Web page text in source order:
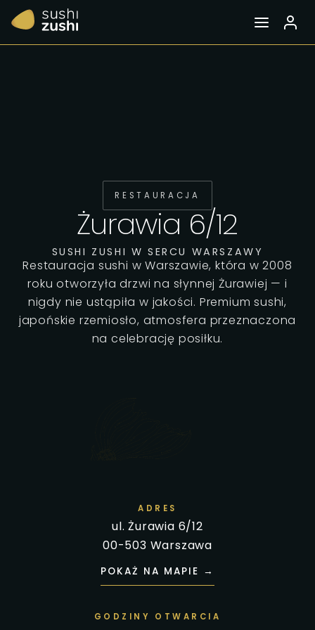
RESTAURACJA
Żurawia 6/12
SUSHI ZUSHI W SERCU WARSZAWY
Restauracja sushi w Warszawie, która w 2008
roku otworzyła drzwi na słynnej Żurawiej — i
nigdy nie ustąpiła w jakości. Premium sushi,
japońskie rzemiosło, atmosfera przeznaczona
na celebrację posiłku.
ADRES
ul. Żurawia 6/12
00-503 Warszawa
POKAŻ NA MAPIE →
GODZINY OTWARCIA